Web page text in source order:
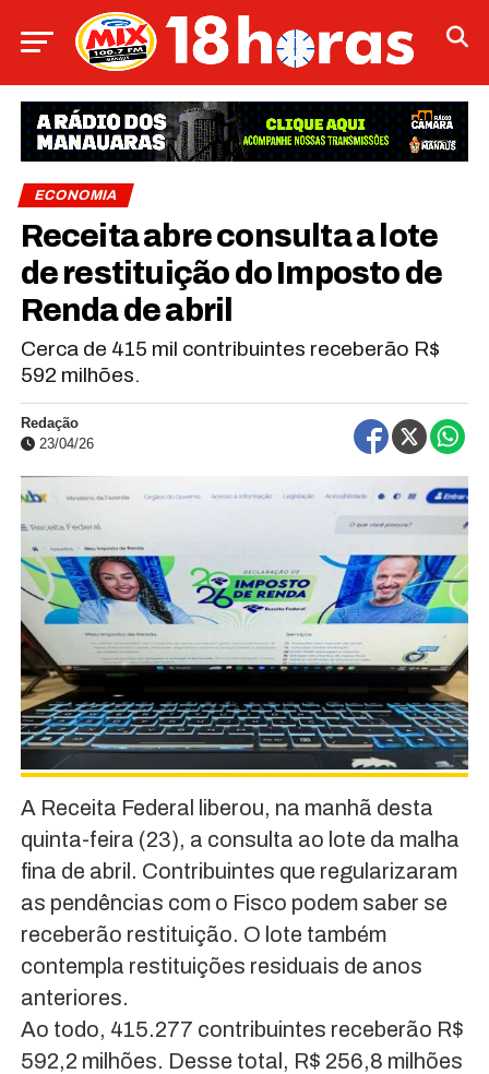
ECONOMIA
Receita abre consulta a lote
de restituição do Imposto de
Renda de abril
Cerca de 415 mil contribuintes receberão R$
592 milhões.
Redação
23/04/26
A Receita Federal liberou, na manhã desta
quinta-feira (23), a consulta ao lote da malha
fina de abril. Contribuintes que regularizaram
as pendências com o Fisco podem saber se
receberão restituição. O lote também
contempla restituições residuais de anos
anteriores.
Ao todo, 415.277 contribuintes receberão R$
592,2 milhões. Desse total, R$ 256,8 milhões